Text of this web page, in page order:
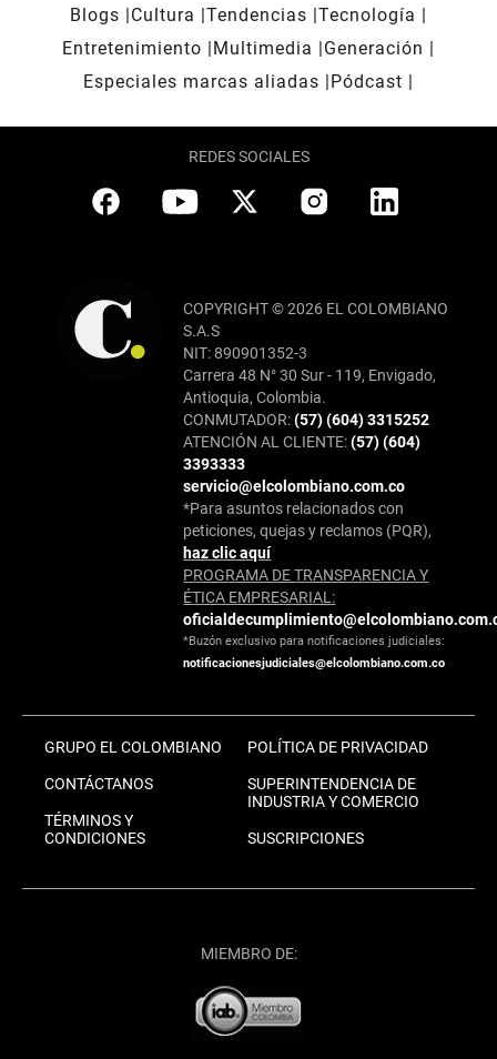
Blogs
Cultura Tendencias Tecnología
Entretenimiento
Multimedia
Generación
Especiales marcas aliadas
Pódcast
REDES SOCIALES
COPYRIGHT © 2026 EL COLOMBIANO
S.A.S
NIT: 890901352-3
Carrera 48 N° 30 Sur - 119, Envigado,
Antioquia, Colombia.
CONMUTADOR:(57) (604) 3315252
ATENCIÓN AL CLIENTE:(57) (604)
3393333
servicio@elcolombiano.com.co
*Para asuntos relacionados con
peticiones, quejas y reclamos (PQR),
haz clic aquí
PROGRAMA DE TRANSPARENCIA Y
ÉTICA EMPRESARIAL:
*Buzón exclusivo para notificaciones judiciales:
notificacionesjudiciales@elcolombiano.com.co
GRUPO EL COLOMBIANO
CONTÁCTANOS
TÉRMINOS Y
CONDICIONES
POLÍTICA DE PRIVACIDAD
SUPERINTENDENCIA DE
INDUSTRIA Y COMERCIO
SUSCRIPCIONES
MIEMBRO DE: